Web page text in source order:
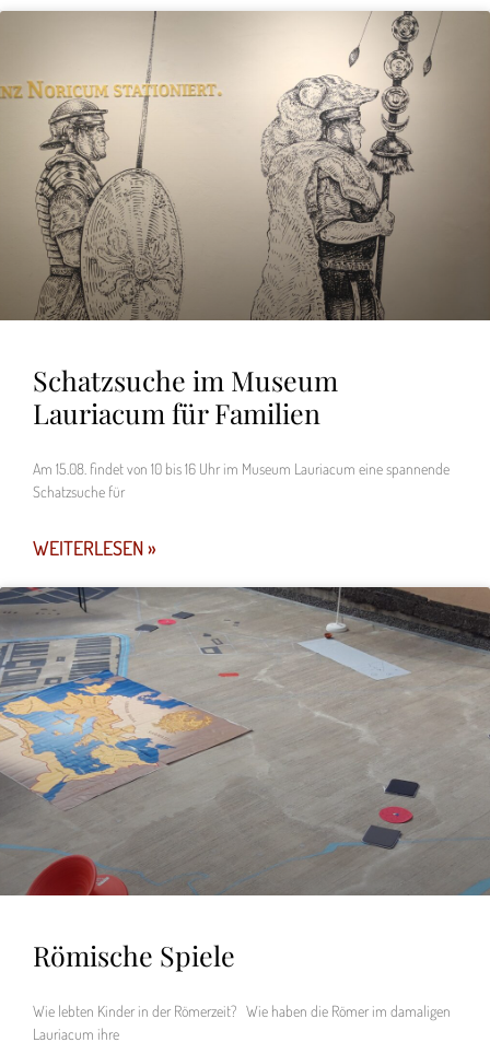
Schatzsuche im Museum
Lauriacum für Familien
Am 15.08. findet von 10 bis 16 Uhr im Museum Lauriacum eine spannende
Schatzsuche für
WEITERLESEN »
Römische Spiele
Wie lebten Kinder in der Römerzeit? Wie haben die Römer im damaligen
Lauriacum ihre